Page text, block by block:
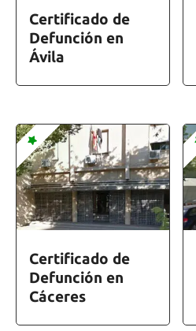
Certificado de
Defunción en
Ávila
Certificado de
Defunción en
Cáceres